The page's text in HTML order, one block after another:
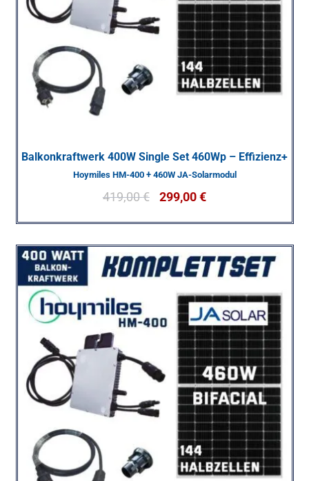
Balkonkraftwerk 400W Single Set 460Wp – Effizienz+
Hoymiles HM-400 + 460W JA-Solarmodul
419,00€ 299,00€